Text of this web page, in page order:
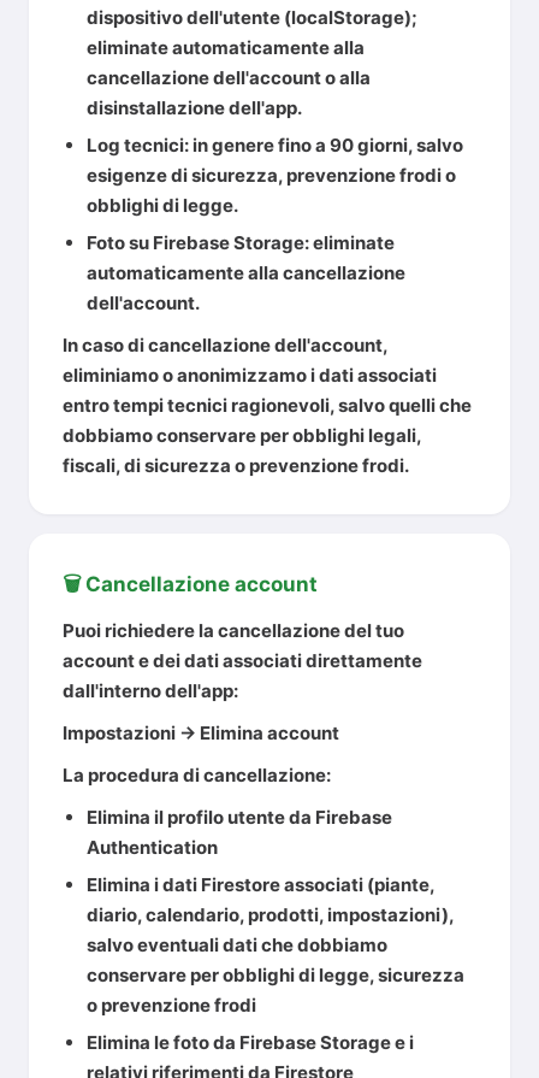
dispositivo dell'utente (localStorage);
eliminate automaticamente alla
cancellazione dell'account o alla
disinstallazione dell'app.
Log tecnici: in genere fino a 90 giorni, salvo
esigenze di sicurezza, prevenzione frodi o
obblighi di legge.
Foto su Firebase Storage: eliminate
automaticamente alla cancellazione
dell'account.
In caso di cancellazione dell'account,
eliminiamo o anonimizzamo i dati associati
entro tempi tecnici ragionevoli, salvo quelli che
dobbiamo conservare per obblighi legali,
fiscali, di sicurezza o prevenzione frodi.
🗑️ Cancellazione account
Puoi richiedere la cancellazione del tuo
account e dei dati associati direttamente
dall'interno dell'app:
Impostazioni → Elimina account
La procedura di cancellazione:
Elimina il profilo utente da Firebase
Authentication
Elimina i dati Firestore associati (piante,
diario, calendario, prodotti, impostazioni),
salvo eventuali dati che dobbiamo
conservare per obblighi di legge, sicurezza
o prevenzione frodi
Elimina le foto da Firebase Storage e i
relativi riferimenti da Firestore